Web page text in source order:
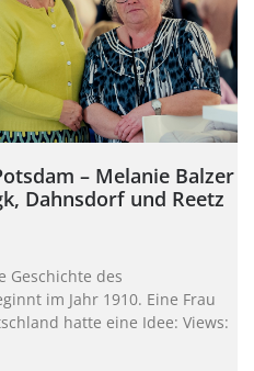
– Melanie Balzer
Dahnsdorf und Reetz
Geschichte des
im Jahr 1910. Eine Frau
hatte eine Idee: Views: